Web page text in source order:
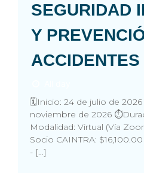
SEGURIDAD
Y
ACCIDENTES
🗓️Inicio: 24 de julio de
noviembre de 2026
Modalidad: Virtual (Vía
Socio CAINTRA:
- […]